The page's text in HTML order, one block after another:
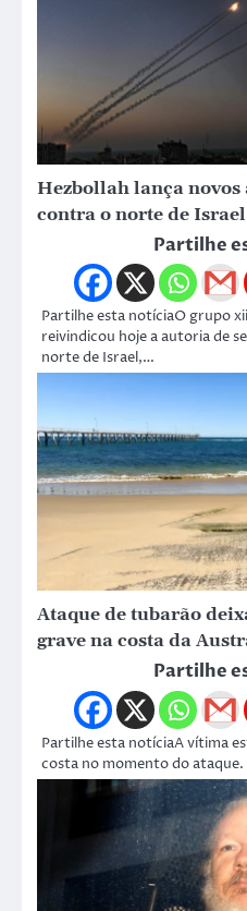
Hezbollah lança novos
contra o norte de Israel
Partilhe
Partilhe esta notíciaO grupo
reivindicou hoje a autoria de
norte de Israel,…
Ataque de tubarão
grave na costa da
Partilhe
Partilhe esta notíciaA vítima
costa no momento do